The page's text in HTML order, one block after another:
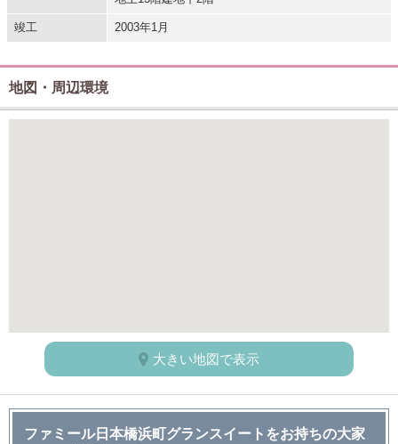
竣工 2003年1月
地図・周辺環境
大きい地図で表示
ファミール日本橋浜町グランスイートをお持ちの大家